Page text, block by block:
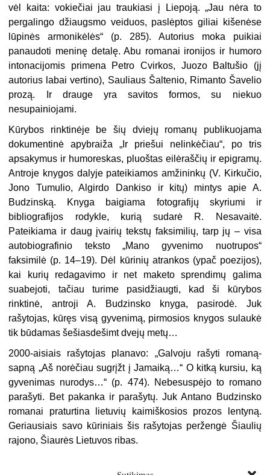
vėl kaita: vokiečiai jau traukiasi į Liepoją. „Jau nėra to
pergalingo džiaugsmo veiduos, paslėptos giliai kišenėse
lūpinės armonikėlės“ (p. 285). Autorius moka puikiai
panaudoti meninę detalę. Abu romanai ironijos ir humoro
intonacijomis primena Petro Cvirkos, Juozo Baltušio (jį
autorius labai vertino), Sauliaus Šaltenio, Rimanto Šavelio
prozą. Ir drauge yra savitos formos, su niekuo
nesupainiojami.
Kūrybos rinktinėje be šių dviejų romanų publikuojama
dokumentinė apybraiža „Ir priešui nelinkėčiau“, po tris
apsakymus ir humoreskas, pluoštas eilėraščių ir epigramų.
Antroje knygos dalyje pateikiamos amžininkų (V. Kirkučio,
Jono Tumulio, Algirdo Dankiso ir kitų) mintys apie A.
Budzinską. Knyga baigiama fotografijų skyriumi ir
bibliografijos rodykle, kurią sudarė R. Nesavaitė.
Pateikiama ir daug įvairių tekstų faksimilių, tarp jų – visa
autobiografinio teksto „Mano gyvenimo nuotrupos“
faksimilė (p. 14–19). Dėl kūrinių atrankos (ypač poezijos),
kai kurių redagavimo ir net maketo sprendimų galima
suabejoti, tačiau turime pasidžiaugti, kad ši kūrybos
rinktinė, antroji A. Budzinsko knyga, pasirodė. Juk
rašytojas, kūręs visą gyvenimą, pirmosios knygos sulaukė
tik būdamas šešiasdešimt dvejų metų…
2000-aisiais rašytojas planavo: „Galvoju rašyti romaną-
sapną „Aš norėčiau sugrįžt į Jamaiką…“ O kitką kursiu, ką
gyvenimas nurodys…“ (p. 474). Nebesuspėjo to romano
parašyti. Bet pakanka ir parašytų. Juk Antano Budzinsko
romanai praturtina lietuvių kaimiškosios prozos lentyną.
Geriausiais savo kūriniais šis rašytojas peržengė Šiaulių
rajono, Šiaurės Lietuvos ribas.